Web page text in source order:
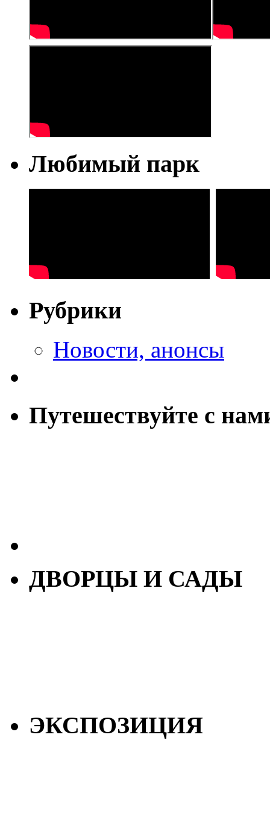
Любимый парк
Рубрики
Новости, анонсы
Путешествуйте с
ДВОРЦЫ И САДЫ
ЭКСПОЗИЦИЯ